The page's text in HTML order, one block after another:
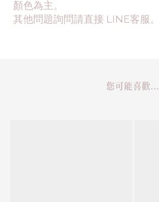
顏色為主。
其他問題詢問請直接 LINE客服。
您可能喜歡...